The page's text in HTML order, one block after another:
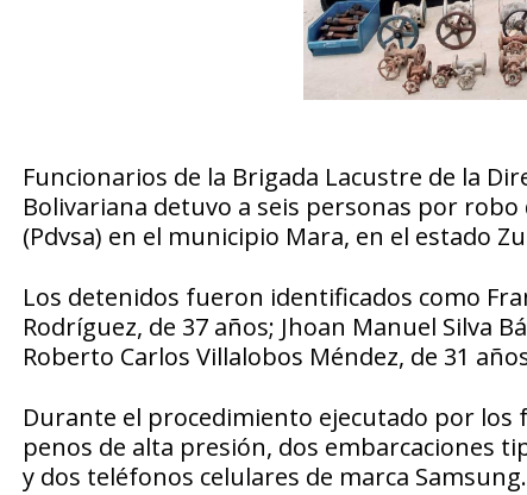
Funcionarios de la Brigada Lacustre de la
Bolivariana detuvo a seis personas por
(Pdvsa) en el municipio Mara, en el estado
Los detenidos fueron identificados como
Rodríguez, de 37 años; Jhoan Manuel Silva
Roberto Carlos Villalobos Méndez, de 31
Durante el procedimiento ejecutado por
penos de alta presión, dos embarcaciones
y dos teléfonos celulares de marca Samsung.